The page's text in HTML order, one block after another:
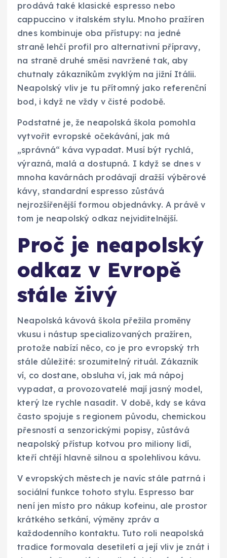
prodává také klasické espresso nebo
cappuccino v italském stylu. Mnoho pražíren
dnes kombinuje oba přístupy: na jedné
straně lehčí profil pro alternativní přípravy,
na straně druhé směsi navržené tak, aby
chutnaly zákazníkům zvyklým na jižní Itálii.
Neapolský vliv je tu přítomný jako referenční
bod, i když ne vždy v čisté podobě.
Podstatné je, že neapolská škola pomohla
vytvořit evropské očekávání, jak má
„správná“ káva vypadat. Musí být rychlá,
výrazná, malá a dostupná. I když se dnes v
mnoha kavárnách prodávají dražší výběrové
kávy, standardní espresso zůstává
nejrozšířenější formou objednávky. A právě v
tom je neapolský odkaz nejviditelnější.
Proč je neapolský
odkaz v Evropě
stále živý
Neapolská kávová škola přežila proměny
vkusu i nástup specializovaných pražíren,
protože nabízí něco, co je pro evropský trh
stále důležité: srozumitelný rituál. Zákazník
ví, co dostane, obsluha ví, jak má nápoj
vypadat, a provozovatelé mají jasný model,
který lze rychle nasadit. V době, kdy se káva
často spojuje s regionem původu, chemickou
přesností a senzorickými popisy, zůstává
neapolský přístup kotvou pro miliony lidí,
kteří chtějí hlavně silnou a spolehlivou kávu.
V evropských městech je navíc stále patrná i
sociální funkce tohoto stylu. Espresso bar
není jen místo pro nákup kofeinu, ale prostor
krátkého setkání, výměny zpráv a
každodenního kontaktu. Tuto roli neapolská
tradice formovala desetiletí a její vliv je znát i